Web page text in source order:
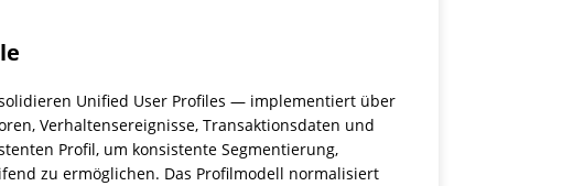
Unified User Profiles — implementiert über
Verhaltensereignisse, Transaktionsdaten und
Profil, um konsistente Segmentierung,
zu ermöglichen. Das Profilmodell normalisiert